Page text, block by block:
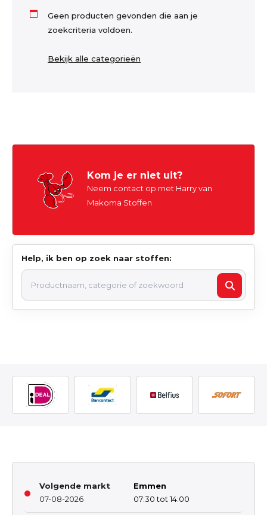
Geen producten gevonden die aan je
zoekcriteria voldoen.
Bekijk alle categorieën
Kom je er niet uit?
Neem contact op met Harry van
Makoma Stoffen
Help, ik ben op zoek naar stoffen:
Volgende markt
07-08-2026
Emmen
07:30 tot 14:00